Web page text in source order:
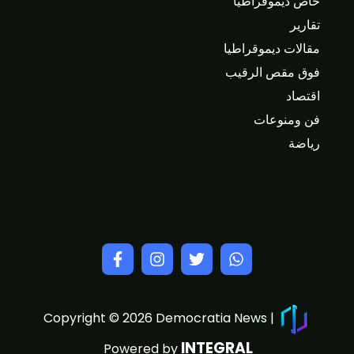
تقارير
مقالات ديموقراطيا
فوق مقص الرقيب
اقتصاد
فن ومنوعات
رياضة
Powered by INTEGRAL